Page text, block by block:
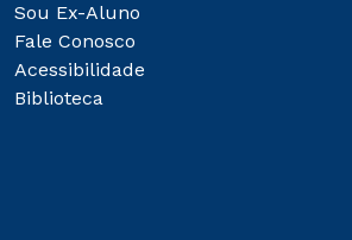
Sou Ex-Aluno
Fale Conosco
Acessibilidade
Biblioteca